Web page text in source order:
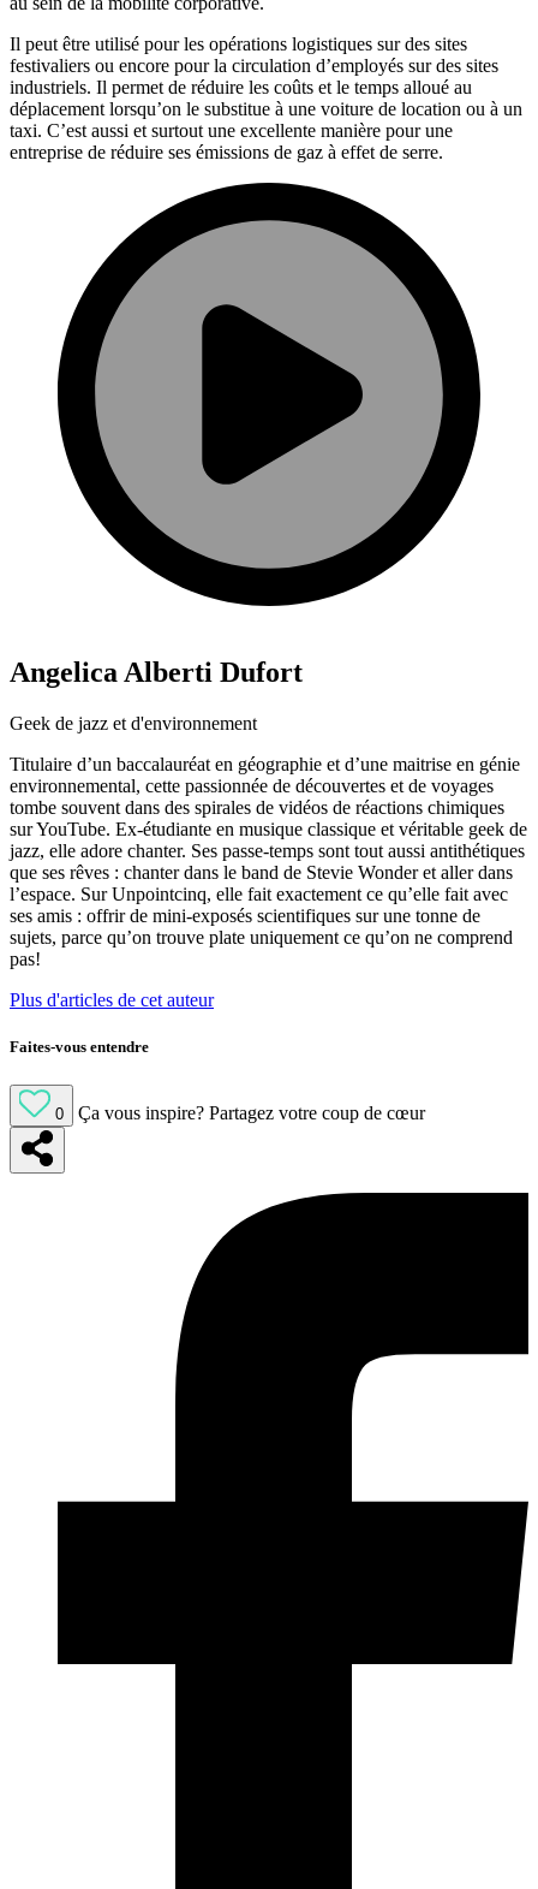
Il peut être utilisé pour les opérations logistiques sur des sites
festivaliers ou encore pour la circulation d’employés sur des sites
industriels. Il permet de réduire les coûts et le temps alloué au
déplacement lorsqu’on le substitue à une voiture de location ou à un
taxi. C’est aussi et surtout une excellente manière pour une
entreprise de réduire ses émissions de gaz à effet de serre.
Angelica Alberti Dufort
Geek de jazz et d'environnement
Titulaire d’un baccalauréat en géographie et d’une maitrise en génie
environnemental, cette passionnée de découvertes et de voyages
tombe souvent dans des spirales de vidéos de réactions chimiques
sur YouTube. Ex-étudiante en musique classique et véritable geek de
jazz, elle adore chanter. Ses passe-temps sont tout aussi antithétiques
que ses rêves : chanter dans le band de Stevie Wonder et aller dans
l’espace. Sur Unpointcinq, elle fait exactement ce qu’elle fait avec
ses amis : offrir de mini-exposés scientifiques sur une tonne de
sujets, parce qu’on trouve plate uniquement ce qu’on ne comprend
pas!
Plus d'articles de cet auteur
Faites-vous entendre
0 Ça vous inspire? Partagez votre coup de cœur